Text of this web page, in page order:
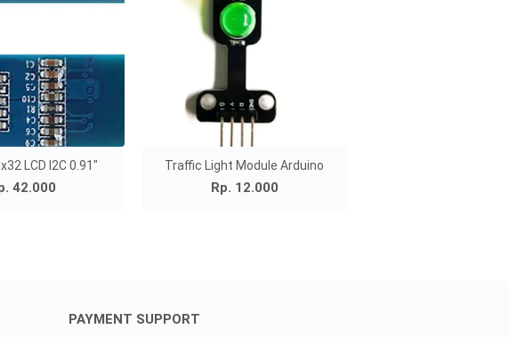
LCD I2C 0.91"
42.000
Traffic Light Module Arduino
Rp. 12.000
PAYMENT SUPPORT